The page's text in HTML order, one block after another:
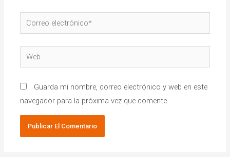
Guarda mi nombre, correo electrónico y web en este
navegador para la próxima vez que comente.